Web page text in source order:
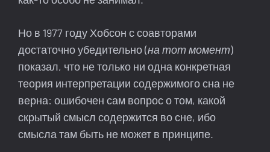
Но в 1977 году Хобсон с соавторами
достаточно убедительно (на тот момент)
показал, что не только ни одна конкретная
теория интерпретации содержимого сна не
верна: ошибочен сам вопрос о том, какой
скрытый смысл содержится во сне, ибо
смысла там быть не может в принципе.